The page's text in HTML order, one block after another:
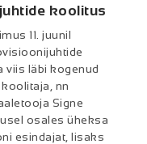
koolitus
11. juunil
viis läbi kogenud
nn
Signe
osales üheksa
esindajat, lisaks